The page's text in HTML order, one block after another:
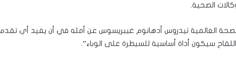
الصحية.
العالمية تيدروس أدهانوم غيبريسوس عن أمله في أن يفيد أي تقدم
سيكون أداة أساسية للسيطرة على الوباء”.